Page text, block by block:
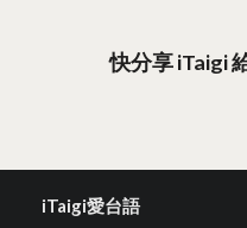
快分享 iTaigi
iTaigi愛台語